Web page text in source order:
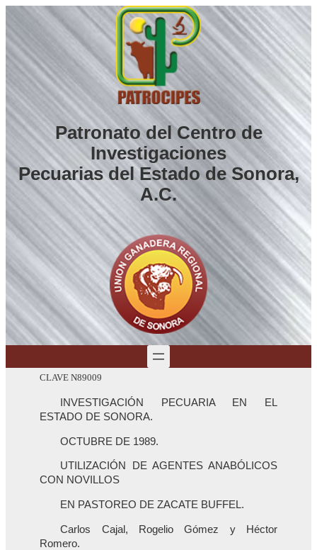
Saltar
al
contenido
Patronato del Centro de
Investigaciones
Pecuarias del Estado de Sonora,
A.C.
CLAVE N89009
INVESTIGACIÓN PECUARIA EN EL
ESTADO DE SONORA.
OCTUBRE DE 1989.
UTILIZACIÓN DE AGENTES ANABÓLICOS
CON NOVILLOS
EN PASTOREO DE ZACATE BUFFEL.
Carlos Cajal, Rogelio Gómez y Héctor
Romero.